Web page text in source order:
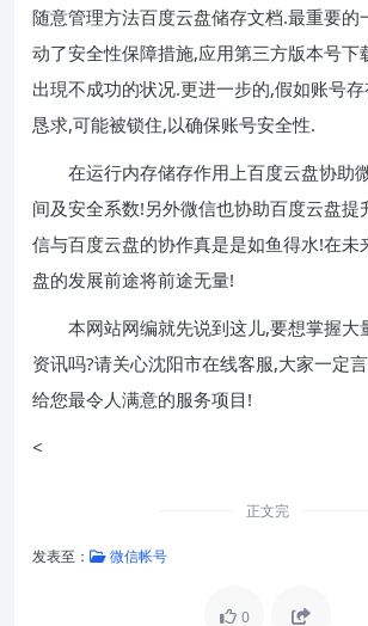
随意管理方法百度云盘储存文档.最重要的
动了安全性保障措施,应用第三方版本号下
出現不成功的状况.更进一步的,假如账号
恳求,可能被锁住,以确保账号安全性.
在运行内存储存作用上百度云盘协助
间及安全系数!另外微信也协助百度云盘提
信与百度云盘的协作真是是如鱼得水!在未
盘的发展前途将前途无量!
本网站网编就先说到这儿,要想掌握大
资讯吗?请关心沈阳市在线客服,大家一定
给您最令人满意的服务项目!
<
正文完
发表至： 微信帐号
0